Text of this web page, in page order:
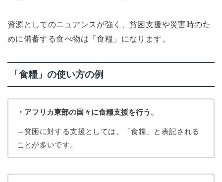
資源としてのニュアンスが強く、貧困支援や災害時のた
めに備蓄する食べ物は「食糧」になります。
「食糧」の使い方の例
・アフリカ東部の国々に食糧支援を行う。
→貧困に対する支援としては、「食糧」と表記される
ことが多いです。